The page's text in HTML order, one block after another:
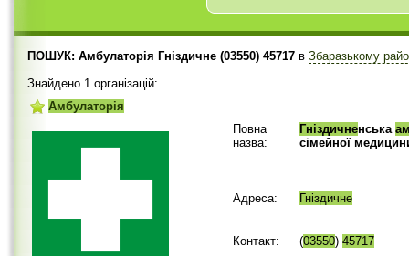
ПОШУК: Амбулаторія Гніздичне (03550) 45717 в Збаразькому
Знайдено 1 організацій:
Амбулаторія
Повна
назва:
Гніздичненська
сімейної
Адреса: Гніздичне
Контакт: (03550) 45717